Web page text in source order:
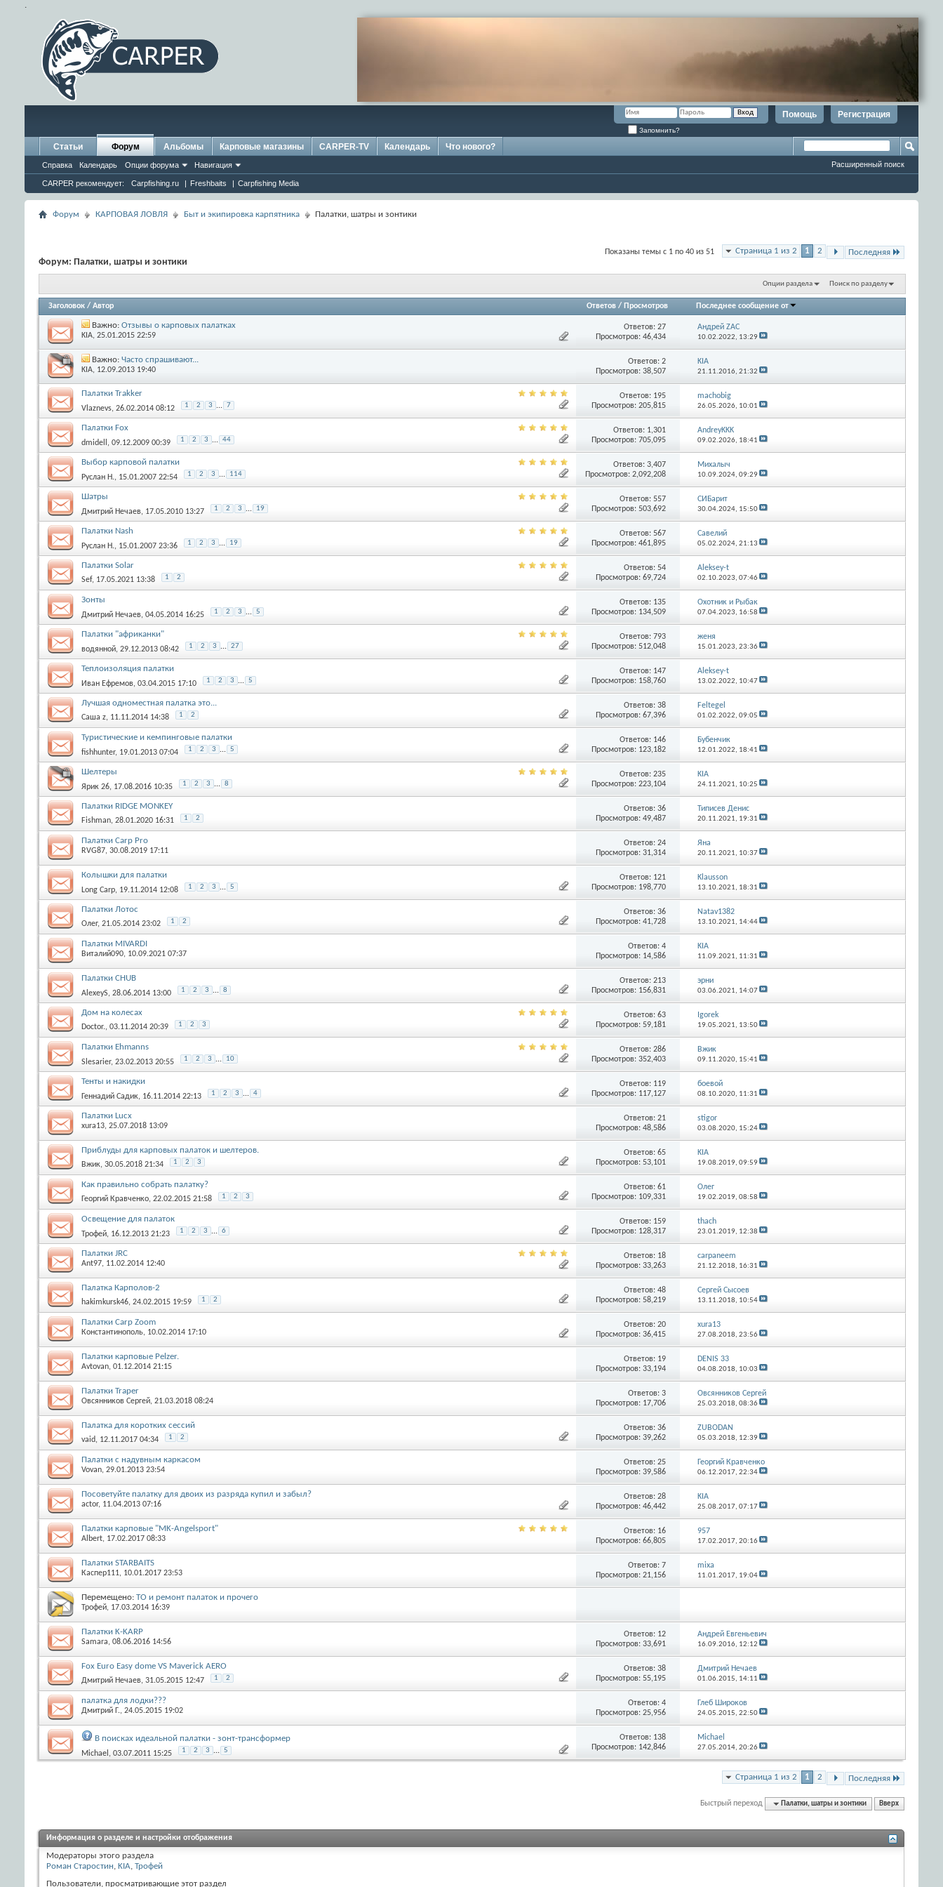
.
Регистрация
Помощь
Запомнить?
Статьи Форум
Справка Календарь Опции форума Навигация
CARPER рекомендует: Carpfishing.ru | Freshbaits | Carpfishing Media
Альбомы Карповые магазины CARPER-TV Календарь Что нового?
Расширенный поиск
Форум КАРПОВАЯ ЛОВЛЯ Быт и экипировка карпятника Палатки, шатры и зонтики
Страница 1 из 2 1 2 Последняя
Показаны темы с 1 по 40 из 51
Форум: Палатки, шатры и зонтики
Опции раздела Поиск по разделу
Заголовок / Автор Ответов / Просмотров Последнее сообщение от
Важно: Отзывы о карповых палатках
KIA, 25.01.2015 22:59
Ответов:27
Просмотров: 46,434
Андрей ZAC
10.02.2022, 13:29
Важно: Часто спрашивают...
KIA, 12.09.2013 19:40
Ответов:2
Просмотров: 38,507
KIA
21.11.2016, 21:32
Палатки Trakker
Vlaznevs, 26.02.2014 08:12 1 2 3 ... 7
Ответов: 195
Просмотров: 205,815
machobig
26.05.2026, 10:01
Палатки Fox
dmidell , 09.12.2009 00:39 1 2 3 ... 44
Ответов: 1,301
Просмотров: 705,095
AndreyKKK
09.02.2026, 18:41
Выбор карповой палатки
Руслан Н., 15.01.2007 22:54 1 2 3 ... 114
Ответов:3,407
Просмотров: 2,092,208
Михалыч
10.09.2024, 09:29
Шатры
Дмитрий Нечаев, 17.05.2010 13:27 1 2 3 ... 19
Ответов:557
Просмотров: 503,692
СИБарит
30.04.2024, 15:50
Палатки Nash
Руслан Н., 15.01.2007 23:36 1 2 3 ... 19
Ответов:567
Просмотров: 461,895
Савелий
05.02.2024, 21:13
Палатки Solar
Sef, 17.05.2021 13:38 1 2
Ответов:54
Просмотров: 69,724
Aleksey-t
02.10.2023, 07:46
Зонты
Дмитрий Нечаев, 04.05.2014 16:25 1 2 3 ... 5
Ответов: 135
Просмотров: 134,509
Охотник и Рыбак
07.04.2023, 16:58
Палатки "африканки"
водянной, 29.12.2013 08:42 1 2 3 ... 27
Ответов:793
Просмотров: 512,048
женя
15.01.2023, 23:36
Теплоизоляция палатки
Иван Ефремов, 03.04.2015 17:10 1 2 3 ... 5
Ответов: 147
Просмотров: 158,760
Aleksey-t
13.02.2022, 10:47
Лучшая одноместная палатка это...
Саша z, 11.11.2014 14:38 1 2
Ответов:38
Просмотров: 67,396
Feltegel
01.02.2022, 09:05
Туристические и кемпинговые палатки
fishhunter, 19.01.2013 07:04 1 2 3 ... 5
Ответов: 146
Просмотров: 123,182
Бубенчик
12.01.2022, 18:41
Шелтеры
Ярик 26, 17.08.2016 10:35 1 2 3 ... 8
Ответов:235
Просмотров: 223,104
KIA
24.11.2021, 10:25
Палатки RIDGE MONKEY
Fishman, 28.01.2020 16:31 1 2
Ответов:36
Просмотров: 49,487
Типисев Денис
20.11.2021, 19:31
Палатки Carp Pro
RVG87, 30.08.2019 17:11
Ответов:24
Просмотров: 31,314
Яна
20.11.2021, 10:37
Колышки для палатки
Long Carp, 19.11.2014 12:08 1 2 3 ... 5
Ответов: 121
Просмотров: 198,770
Klausson
13.10.2021, 18:31
Палатки Лотос
Олег, 21.05.2014 23:02 1 2
Ответов:36
Просмотров: 41,728
Natav1382
13.10.2021, 14:44
Палатки MIVARDI
Виталий090, 10.09.2021 07:37
Ответов:4
Просмотров: 14,586
KIA
11.09.2021, 11:31
Палатки CHUB
AlexeyS, 28.06.2014 13:00 1 2 3 ... 8
Ответов:213
Просмотров: 156,831
эрни
03.06.2021, 14:07
Дом на колесах
Doctor., 03.11.2014 20:39 1 2 3
Ответов:63
Просмотров: 59,181
Igorek
19.05.2021, 13:50
Палатки Ehmanns
Slesarier, 23.02.2013 20:55 1 2 3 ... 10
Ответов:286
Просмотров: 352,403
Вжик
09.11.2020, 15:41
Тенты и накидки
Геннадий Садик, 16.11.2014 22:13 1 2 3 ... 4
Ответов: 119
Просмотров: 117,127
боевой
08.10.2020, 11:31
Палатки Lucx
xura13, 25.07.2018 13:09
Ответов:21
Просмотров: 48,586
stigor
03.08.2020, 15:24
Приблуды для карповых палаток и шелтеров.
Вжик, 30.05.2018 21:34 1 2 3
Ответов:65
Просмотров: 53,101
KIA
19.08.2019, 09:59
Как правильно собрать палатку?
Георгий Кравченко, 22.02.2015 21:58 1 2 3
Ответов:61
Просмотров: 109,331
Олег
19.02.2019, 08:58
Освещение для палаток
Трофей, 16.12.2013 21:23 1 2 3 ... 6
Ответов: 159
Просмотров: 128,317
thach
23.01.2019, 12:38
Палатки JRC
Ant97, 11.02.2014 12:40
Ответов: 18
Просмотров: 33,263
carpaneem
21.12.2018, 16:31
Палатка Карполов-2
hakimkursk46, 24.02.2015 19:59 1 2
Ответов:48
Просмотров: 58,219
Сергей Сысоев
13.11.2018, 10:54
Палатки Carp Zoom
Константинополь, 10.02.2014 17:10
Ответов:20
Просмотров: 36,415
xura13
27.08.2018, 23:56
Палатки карповые Pelzer.
Avtovan, 01.12.2014 21:15
Ответов: 19
Просмотров: 33,194
DENIS 33
04.08.2018, 10:03
Палатки Traper
Овсянников Сергей, 21.03.2018 08:24
Ответов:3
Просмотров: 17,706
Овсянников Сергей
25.03.2018, 08:36
Палатка для коротких сессий
vaid, 12.11.2017 04:34 1 2
Ответов:36
Просмотров: 39,262
ZUBODAN
05.03.2018, 12:39
Палатки с надувным каркасом
Vovan, 29.01.2013 23:54
Ответов:25
Просмотров: 39,586
Георгий Кравченко
06.12.2017, 22:34
Посоветуйте палатку для двоих из разряда купил и забыл?
actor, 11.04.2013 07:16
Ответов:28
Просмотров: 46,442
KIA
25.08.2017, 07:17
Палатки карповые "MK-Angelsport"
Albert, 17.02.2017 08:33
Ответов: 16
Просмотров: 66,805
957
17.02.2017, 20:16
Палатки STARBAITS
Каспер111, 10.01.2017 23:53
Ответов:7
Просмотров: 21,156
mixa
11.01.2017, 19:04
Перемещено: ТО и ремонт палаток и прочего
Трофей, 17.03.2014 16:39
Палатки K-KARP
Samara, 08.06.2016 14:56
Ответов: 12
Просмотров: 33,691
Андрей Евгеньевич
16.09.2016, 12:12
Fox Euro Easy dome VS Maverick AERO
Дмитрий Нечаев, 31.05.2015 12:47 1 2
Ответов:38
Просмотров: 55,195
Дмитрий Нечаев
01.06.2015, 14:11
палатка для лодки???
Дмитрий Г., 24.05.2015 19:02
Ответов:4
Просмотров: 25,956
Глеб Широков
24.05.2015, 22:50
В поисках идеальной палатки - зонт-трансформер
Michael , 03.07.2011 15:25 1 2 3 ... 5
Ответов: 138
Просмотров: 142,846
Michael
27.05.2014, 20:26
Страница 1 из 2 1 2 Последняя
Быстрый переход Палатки, шатры и зонтики Вверх
Информация о разделе и настройки отображения
Модераторы этого раздела
Роман Старостин, KIA, Трофей
Пользователи, просматривающие этот раздел